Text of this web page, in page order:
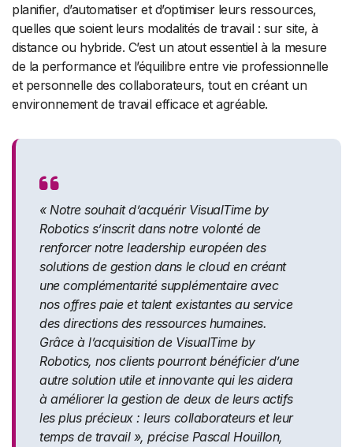
planifier, d’automatiser et d’optimiser leurs ressources,
quelles que soient leurs modalités de travail : sur site, à
distance ou hybride. C’est un atout essentiel à la mesure
de la performance et l’équilibre entre vie professionnelle
et personnelle des collaborateurs, tout en créant un
environnement de travail efficace et agréable.
« Notre souhait d’acquérir VisualTime by
Robotics s’inscrit dans notre volonté de
renforcer notre leadership européen des
solutions de gestion dans le cloud en créant
une complémentarité supplémentaire avec
nos offres paie et talent existantes au service
des directions des ressources humaines.
Grâce à l’acquisition de VisualTime by
Robotics, nos clients pourront bénéficier d’une
autre solution utile et innovante qui les aidera
à améliorer la gestion de deux de leurs actifs
les plus précieux : leurs collaborateurs et leur
temps de travail », précise Pascal Houillon,